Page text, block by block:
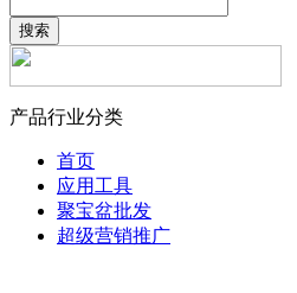
搜索
产品行业分类
首页
应用工具
聚宝盆批发
超级营销推广